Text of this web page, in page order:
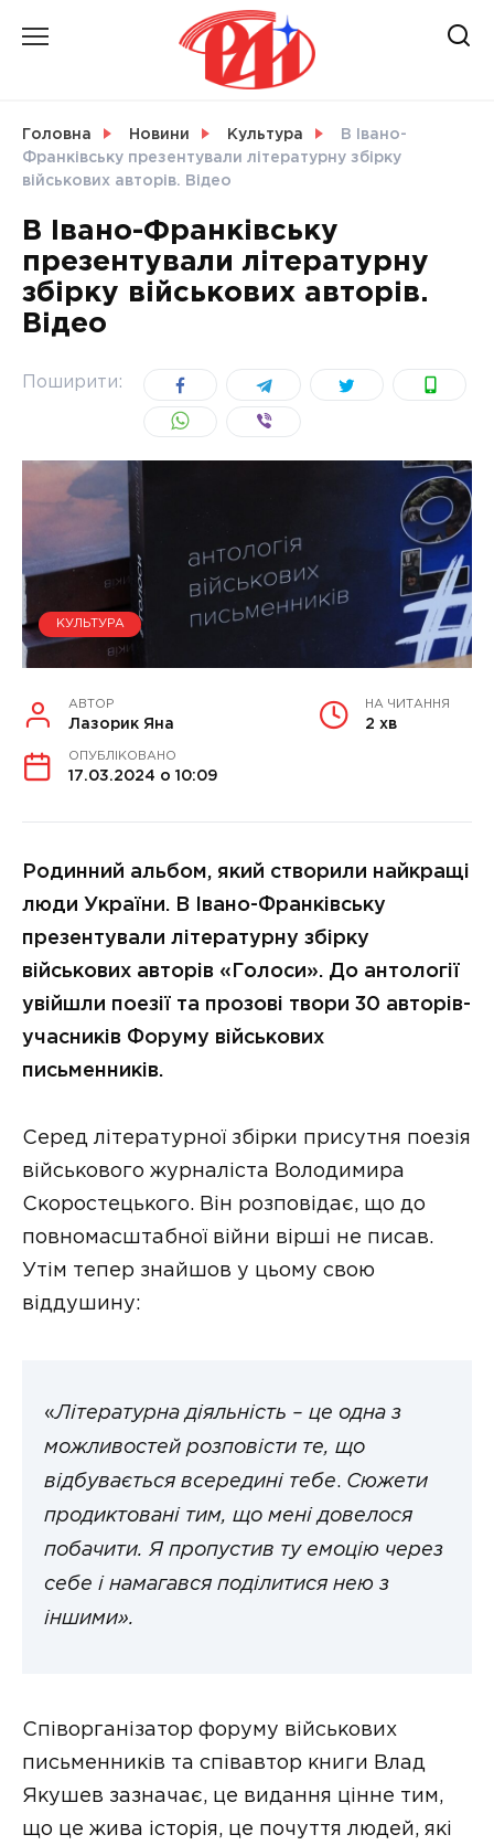
СВІТ
УКРАЇНА
Головна Новини Культура
В Івано-
Франківську презентували літературну збірку
військових авторів. Відео
В Івано-Франківську
презентували літературну
збірку військових авторів.
Відео
Поширити:
КУЛЬТУРА
АВТОР
Лазорик Яна
НА ЧИТАННЯ
2 хв
ОПУБЛІКОВАНО
17.03.2024 о 10:09
Родинний альбом, який створили найкращі
люди України. В Івано-Франківську
презентували літературну збірку
військових авторів «Голоси». До антології
увійшли поезії та прозові твори 30 авторів-
учасників Форуму військових
письменників.
Серед літературної збірки присутня поезія
військового журналіста Володимира
Скоростецького. Він розповідає, що до
повномасштабної війни вірші не писав.
Утім тепер знайшов у цьому свою
віддушину:
«Літературна діяльність – це одна з
можливостей розповісти те, що
відбувається всередині тебе. Сюжети
продиктовані тим, що мені довелося
побачити. Я пропустив ту емоцію через
себе і намагався поділитися нею з
іншими».
Співорганізатор форуму військових
письменників та співавтор книги Влад
Якушев зазначає, це видання цінне тим,
що це жива історія, це почуття людей, які